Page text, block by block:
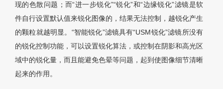
现的色散问题；而“进一步锐化”“锐化”和“边缘锐化”滤镜是软
件自行设置默认值来锐化图像的，结果无法控制，越锐化产生
的颗粒就越明显。“智能锐化”滤镜具有“USM锐化”滤镜所没有
的锐化控制功能，可以设置锐化算法，或控制在阴影和高光区
域中的锐化量，而且能避免色晕等问题，起到使图像细节清晰
起来的作用。